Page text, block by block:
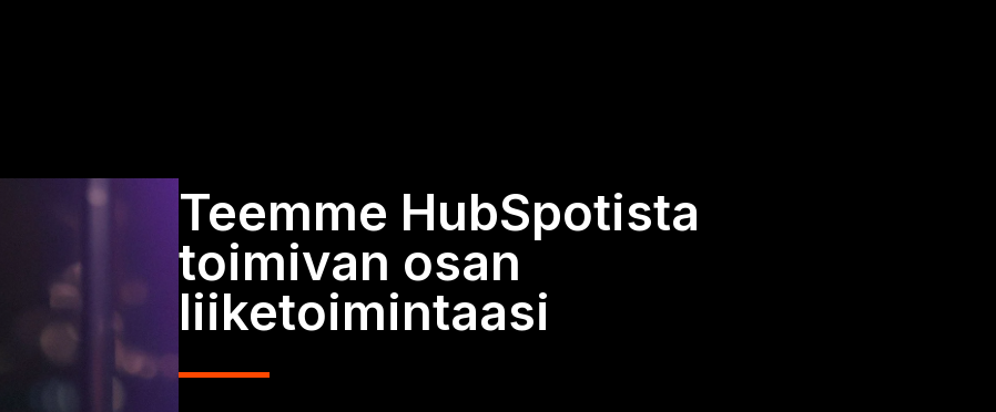
Teemme HubSpotista
toimivan osan
liiketoimintaasi